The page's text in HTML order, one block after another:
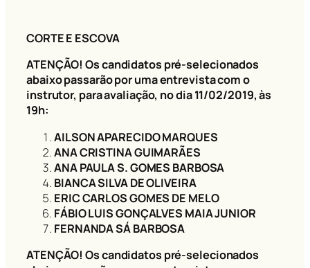
CORTE E ESCOVA
ATENÇÃO! Os candidatos pré-selecionados
abaixo passarão por uma entrevista com o
instrutor, para avaliação, no dia 11/02/2019, às
19h:
AILSON APARECIDO MARQUES
ANA CRISTINA GUIMARÃES
ANA PAULA S. GOMES BARBOSA
BIANCA SILVA DE OLIVEIRA
ERIC CARLOS GOMES DE MELO
FÁBIO LUIS GONÇALVES MAIA JUNIOR
FERNANDA SÁ BARBOSA
ATENÇÃO! Os candidatos pré-selecionados